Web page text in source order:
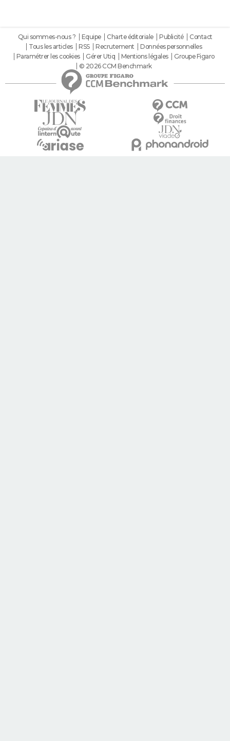
Qui sommes-nous ? Equipe Charte éditoriale Publicité
Contact
Tous les articles
RSS Recrutement
Données personnelles
Paramétrer les cookies
Gérer Utiq Mentions légales
Groupe Figaro
© 2026 CCM Benchmark